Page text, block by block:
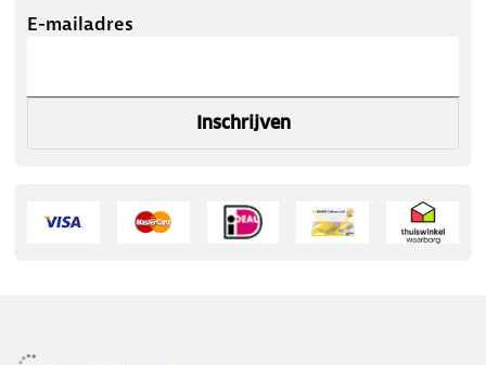
E-mailadres
Inschrijven